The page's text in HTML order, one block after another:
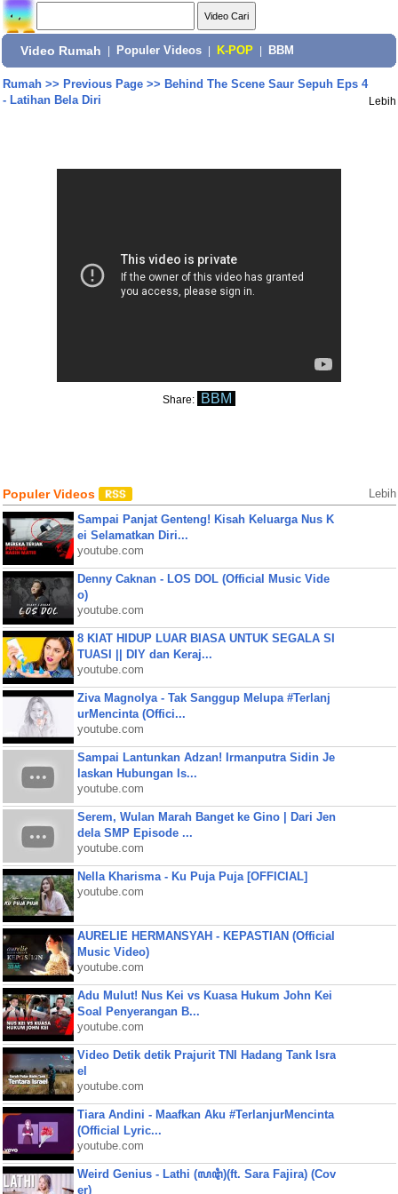
Video Rumah Populer Videos K-POP BBM
Rumah>> Previous Page>> Behind The Scene Saur Sepuh Eps 4
- Latihan Bela Diri
Lebih
Share: BBM
Populer Videos Lebih
Sampai Panjat Genteng! Kisah Keluarga Nus K
ei Selamatkan Diri...
youtube.com
Denny Caknan - LOS DOL (Official Music Vide
o)
youtube.com
8 KIAT HIDUP LUAR BIASA UNTUK SEGALA SI
TUASI || DIY dan Keraj...
youtube.com
Ziva Magnolya - Tak Sanggup Melupa #Terlanj
urMencinta (Offici...
youtube.com
Sampai Lantunkan Adzan! Irmanputra Sidin Je
laskan Hubungan Is...
youtube.com
Serem, Wulan Marah Banget ke Gino | Dari Jen
dela SMP Episode ...
youtube.com
Nella Kharisma - Ku Puja Puja [OFFICIAL]
youtube.com
AURELIE HERMANSYAH - KEPASTIAN (Official
Music Video)
youtube.com
Adu Mulut! Nus Kei vs Kuasa Hukum John Kei
Soal Penyerangan B...
youtube.com
Video Detik detik Prajurit TNI Hadang Tank Isra
el
youtube.com
Tiara Andini - Maafkan Aku #TerlanjurMencinta
(Official Lyric...
youtube.com
Weird Genius - Lathi (ꦭꦛꦶ)(ft. Sara Fajira) (Cov
er)